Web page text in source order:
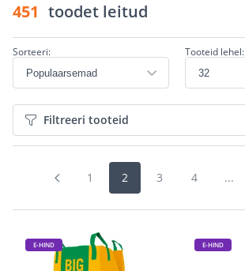
451 toodet leitud
Sorteeri: Tooteid lehel:
Filtreeri tooteid
1 2 3 4 ...
E-HIND E-HIND